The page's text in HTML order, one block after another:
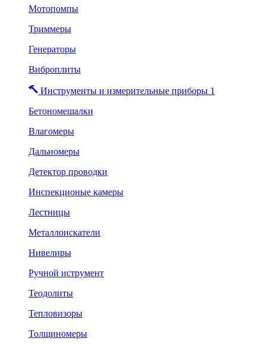
Мотопомпы
Триммеры
Генераторы
Виброплиты
Инструменты и измерительные приборы 1
Бетономешалки
Влагомеры
Дальномеры
Детектор проводки
Инспекционые камеры
Лестницы
Металлоискатели
Нивелиры
Ручной иструмент
Теодолиты
Тепловизоры
Толщиномеры